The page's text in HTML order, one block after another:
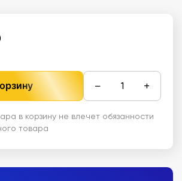
− +
в корзину не влечет обязанности
товара